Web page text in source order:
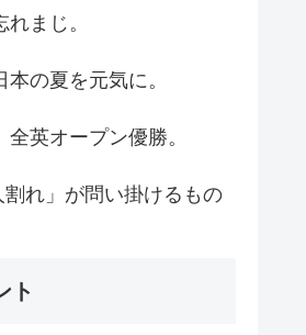
まじ。
の夏を元気に。
英オープン優勝。
割れ」が問い掛けるもの
ト